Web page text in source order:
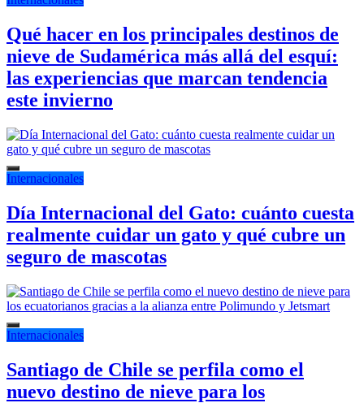
Qué hacer en los principales destinos de
nieve de Sudamérica más allá del esquí:
las experiencias que marcan tendencia
este invierno
Internacionales
Día Internacional del Gato: cuánto cuesta
realmente cuidar un gato y qué cubre un
seguro de mascotas
Internacionales
Santiago de Chile se perfila como el
nuevo destino de nieve para los